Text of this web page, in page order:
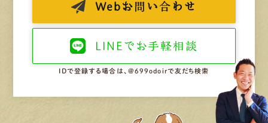
Web お問い合わせ
LINEで お手軽相談
IDで登録する場合は、@699odoirで友だち検索